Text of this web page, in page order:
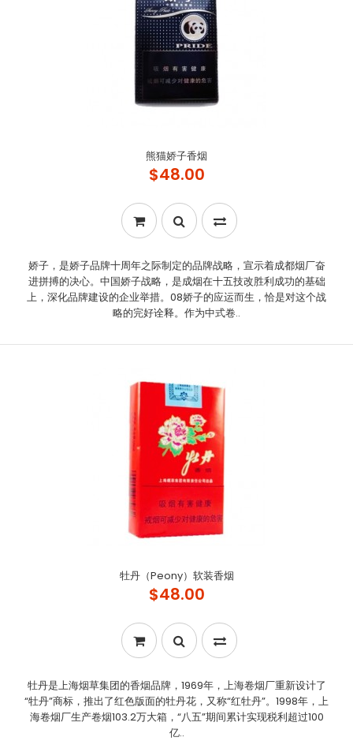
熊猫娇子香烟
$48.00
娇子，是娇子品牌十周年之际制定的品牌战略，宣示着成都烟厂奋
进拼搏的决心。中国娇子战略，是成烟在十五技改胜利成功的基础
上，深化品牌建设的企业举措。08娇子的应运而生，恰是对这个战
略的完好诠释。作为中式卷..
牡丹（Peony）软装香烟
$48.00
牡丹是上海烟草集团的香烟品牌，1969年，上海卷烟厂重新设计了
“牡丹”商标，推出了红色版面的牡丹花，又称“红牡丹”。1998年，上
海卷烟厂生产卷烟103.2万大箱，“八五”期间累计实现税利超过100
亿..